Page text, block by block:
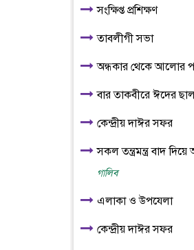
সংক্ষিপ্ত প্রশিক্ষণ
তাবলীগী সভা
অন্ধকার থেকে আলোর
বার তাকবীরে ঈদের
কেন্দ্রীয় দাঈর সফর
সকল তন্ত্রমন্ত্র বাদ
গালিব
এলাকা ও উপযেলা
কেন্দ্রীয় দাঈর সফর